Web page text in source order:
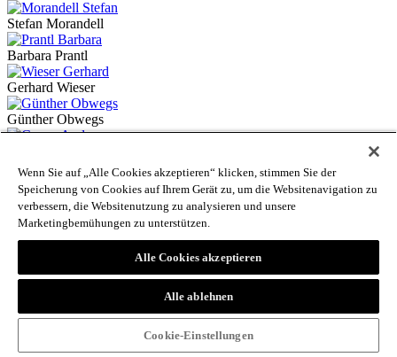
Stefan Morandell
Barbara Prantl
Gerhard Wieser
Günther Obwegs
Martin Sölva
Siegi Weisenhorn
Elmar Locher
Michael Preschitz
Martha Verdorfer
Wenn Sie auf „Alle Cookies akzeptieren“ klicken, stimmen Sie der
Speicherung von Cookies auf Ihrem Gerät zu, um die Websitenavigation zu
verbessern, die Websitenutzung zu analysieren und unsere
Marketingbemühungen zu unterstützen.
Alle Cookies akzeptieren
Alle ablehnen
Cookie-Einstellungen